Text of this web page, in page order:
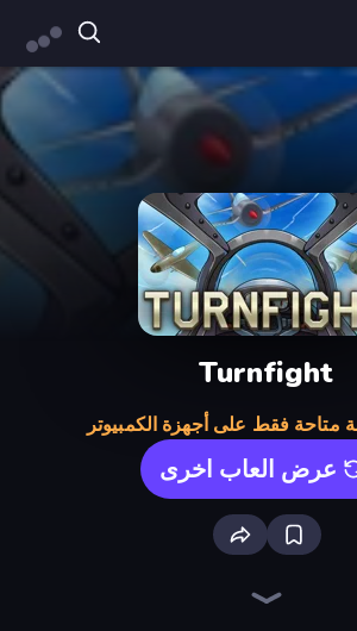
Turnfight
متاحة فقط على أجهزة الكمبيوتر
عرض العاب اخرى